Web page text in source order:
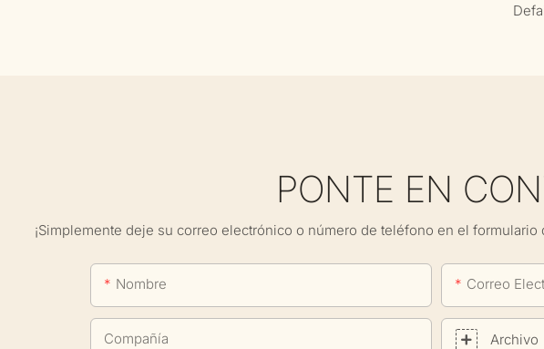
PONTE EN
¡Simplemente deje su correo electrónico o número de teléfono en el
Nombre Correo
Compañía Archivo